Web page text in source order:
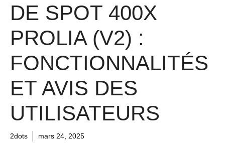
DE SPOT 400X
PROLIA (V2) :
FONCTIONNALITÉS
ET AVIS DES
UTILISATEURS
2dots mars 24, 2025